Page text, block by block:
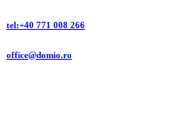
tel:+40 771 008 266
office@domio.ro